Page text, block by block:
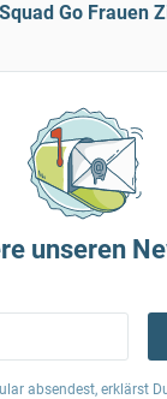
Go Frauen
unseren
absendest, erklärst